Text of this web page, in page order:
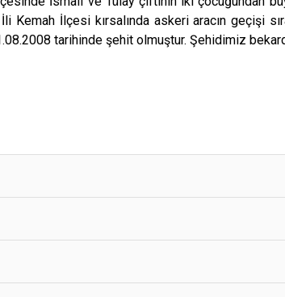
Kemah İlçesi kırsalında askeri aracın geçişi
tarihinde şehit olmuştur. Şehidimiz